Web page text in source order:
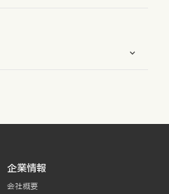
企業情報
会社概要